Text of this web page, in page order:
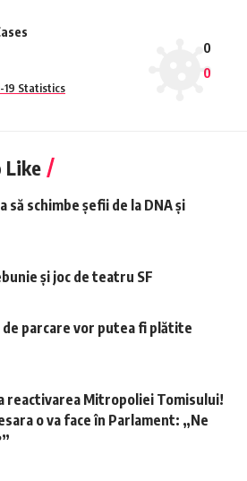
0
0
19 Statistics
Like
schimbe șefii de la DNA și
și joc de teatru SF
de parcare vor putea fi plătite
reactivarea Mitropoliei Tomisului!
o va face în Parlament: „Ne